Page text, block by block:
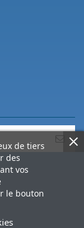
de tiers
des
vos
le bouton